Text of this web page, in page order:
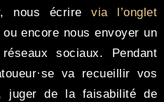
nous écrire via l’onglet
ou encore nous envoyer un
sociaux. Pendant
va recueillir vos
juger de la faisabilité de